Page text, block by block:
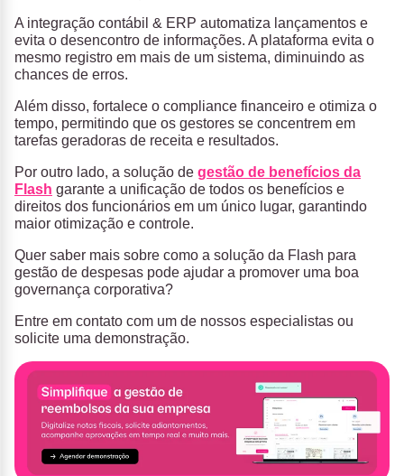
A integração contábil & ERP automatiza lançamentos e
evita o desencontro de informações. A plataforma evita o
mesmo registro em mais de um sistema, diminuindo as
chances de erros.
Além disso, fortalece o compliance financeiro e otimiza o
tempo, permitindo que os gestores se concentrem em
tarefas geradoras de receita e resultados.
Por outro lado, a solução de gestão de benefícios da
Flash garante a unificação de todos os benefícios e
direitos dos funcionários em um único lugar, garantindo
maior otimização e controle.
Quer saber mais sobre como a solução da Flash para
gestão de despesas pode ajudar a promover uma boa
governança corporativa?
Entre em contato com um de nossos especialistas ou
solicite uma demonstração.